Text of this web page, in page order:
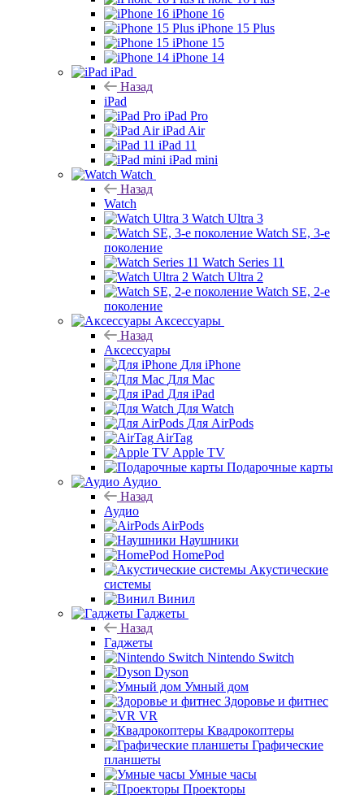
iPhone 16
iPhone 15 Plus
iPhone 15
iPhone 14
iPad
Назад
iPad
iPad Pro
iPad Air
iPad 11
iPad mini
Watch
Назад
Watch
Watch Ultra 3
Watch SE, 3-е
поколение
Watch Series 11
Watch Ultra 2
Watch SE, 2-е
поколение
Аксессуары
Назад
Аксессуары
Для iPhone
Для Mac
Для iPad
Для Watch
Для AirPods
AirTag
Apple TV
Подарочные карты
Аудио
Назад
Аудио
AirPods
Наушники
HomePod
Акустические
системы
Винил
Гаджеты
Назад
Гаджеты
Nintendo Switch
Dyson
Умный дом
Здоровье и фитнес
VR
Квадрокоптеры
Графические
планшеты
Умные часы
Проекторы